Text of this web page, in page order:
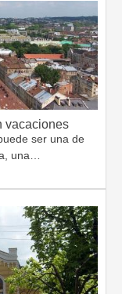
vacaciones
ser una de
una…